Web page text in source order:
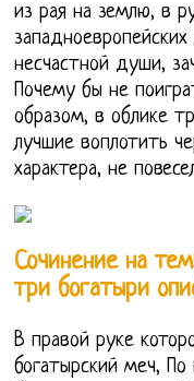
из рая на землю, в
несчастной души,
Почему бы не
образом, в облике
лучшие воплотить
характера, не
Сочинение на
три богатыри
В правой руке
богатырский меч,